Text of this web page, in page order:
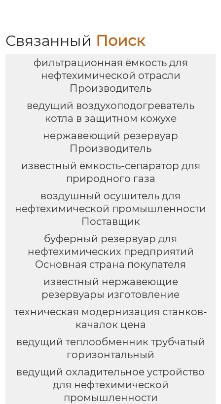
Связанный Поиск
фильтрационная ёмкость для
нефтехимической отрасли
Производитель
ведущий воздухоподогреватель
котла в защитном кожухе
нержавеющий резервуар
Производитель
известный ёмкость-сепаратор для
природного газа
воздушный осушитель для
нефтехимической промышленности
Поставщик
буферный резервуар для
нефтехимических предприятий
Основная страна покупателя
известный нержавеющие
резервуары изготовление
техническая модернизация станков-
качалок цена
ведущий теплообменник трубчатый
горизонтальный
ведущий охладительное устройство
для нефтехимической
промышленности